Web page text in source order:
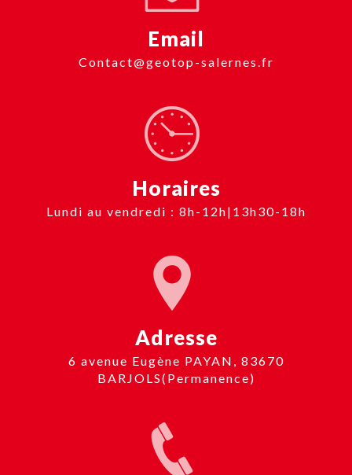
Email
contact@geotop-salernes.fr
Horaires
Lundi au vendredi : 8h-12h|13h30-18h
Adresse
6 avenue Eugène PAYAN, 83670
BARJOLS(Permanence)